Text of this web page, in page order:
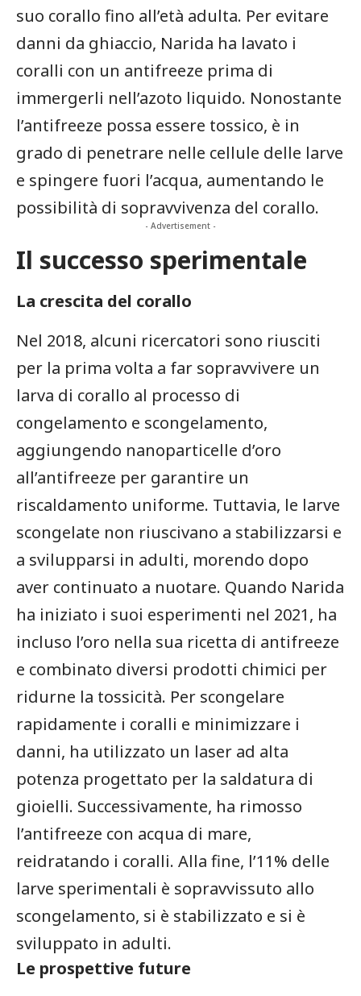
suo corallo fino all’età adulta. Per evitare
danni da ghiaccio, Narida ‍ha lavato i
coralli con un antifreeze prima​ di
immergerli nell’azoto liquido. Nonostante
l’antifreeze possa essere tossico, è in
grado di penetrare nelle cellule​ delle larve
e spingere fuori l’acqua, aumentando le
possibilità di sopravvivenza⁤ del corallo.
- Advertisement -
Il successo ​sperimentale
La crescita del corallo
Nel 2018, alcuni ricercatori sono‍ riusciti
per ⁢la prima volta a far sopravvivere un
larva ‌di corallo al⁢ processo di
congelamento‍ e scongelamento,
aggiungendo nanoparticelle d’oro
all’antifreeze per garantire un
riscaldamento uniforme. Tuttavia, le larve
scongelate non riuscivano a‍ stabilizzarsi e
a svilupparsi in adulti,⁤ morendo dopo
aver continuato a nuotare. Quando Narida
​ha iniziato i suoi esperimenti nel 2021, ‌ha
incluso ‌l’oro nella sua ricetta di⁤ antifreeze⁢
e combinato diversi prodotti ⁣chimici⁣ per
ridurne la tossicità. ⁢Per‍ scongelare
rapidamente i coralli e minimizzare i
danni, ​ha ‍utilizzato‌ un laser ad alta‍
potenza⁤ progettato per la saldatura di
gioielli. Successivamente, ha rimosso ​
l’antifreeze con acqua di mare,
⁢reidratando i ‌coralli. Alla fine, ⁣l’11% delle
larve sperimentali è⁣ sopravvissuto allo⁢
scongelamento, ‍si è stabilizzato​ e si è
sviluppato in adulti.
Le prospettive future